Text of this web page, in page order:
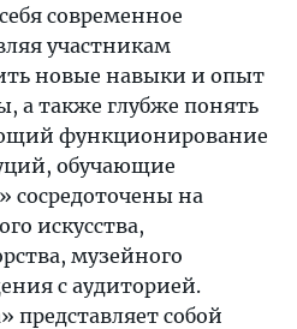
современное
участникам
новые навыки и опыт
а также глубже понять
функционирование
обучающие
сосредоточены на
искусства,
музейного
с аудиторией.
представляет собой